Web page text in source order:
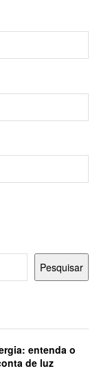
Pesquisar
entenda o
de luz